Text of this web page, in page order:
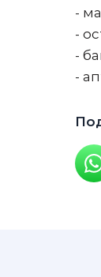
-
-
-
-